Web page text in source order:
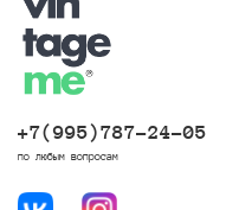
+7(995)787-24-05
по любым вопросам